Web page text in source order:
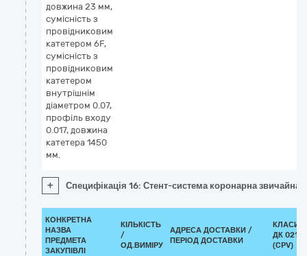
довжина 23 мм,
сумісність з
провідниковим
катетером 6F,
сумісність з
провідниковим
катетером
внутрішнім
діаметром 0.07,
профіль входу
0.017, довжина
катетера 1450
мм.
+ Специфікація 16: Стент-система коронарна
КОНКРЕТНА
НАЗВА
ПРЕДМЕТА
ЗАКУПІВЛІ
КІЛЬКІСТЬ
/
ОД.ВИМІРУ
АДРЕСА ДОСТАВКИ /
ПЕРІОД ДОСТАВКИ
ДК
(CPV)